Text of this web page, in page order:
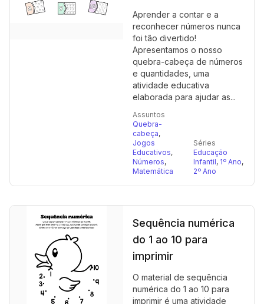
Aprender a contar e a
reconhecer números nunca
foi tão divertido!
Apresentamos o nosso
quebra-cabeça de números
e quantidades, uma
atividade educativa
elaborada para ajudar as...
Assuntos
Quebra-
cabeça,
Jogos
Educativos,
Números,
Matemática
Séries
Educação
Infantil, 1º Ano,
2º Ano
Sequência numérica
do 1 ao 10 para
imprimir
O material de sequência
numérica do 1 ao 10 para
imprimir é uma atividade